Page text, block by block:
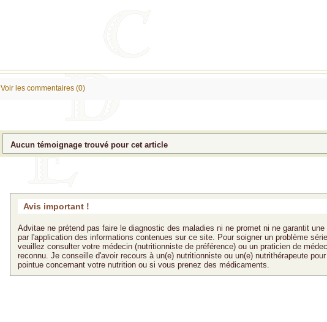
Voir les commentaires (0)
Aucun témoignage trouvé pour cet article
Avis important !
Advitae ne prétend pas faire le diagnostic des maladies ni ne promet ni ne garantit
par l'application des informations contenues sur ce site. Pour soigner un problème
veuillez consulter votre médecin (nutritionniste de préférence) ou un praticien de
reconnu. Je conseille d'avoir recours à un(e) nutritionniste ou un(e) nutrithérapeute
pointue concernant votre nutrition ou si vous prenez des médicaments.